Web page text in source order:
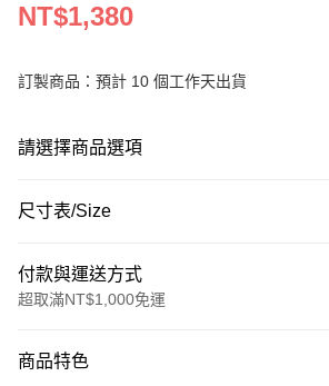
NT$1,380
訂製商品：預計 10 個工作天出貨
請選擇商品選項
尺寸表/Size
付款與運送方式
超取滿NT$1,000免運
信用卡一次付款
商品特色